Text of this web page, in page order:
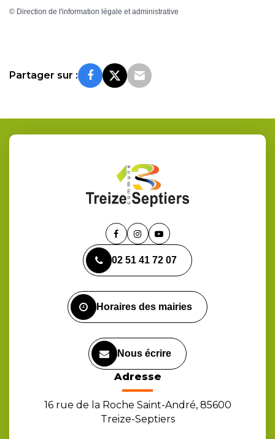
© Direction de l'information légale et administrative
Partager sur :
Lien
le
compte
Lien
le
compte
Lien
la
chaîne
02 51 41 72 07
Horaires des mairies
Nous écrire
Adresse
16 rue de la Roche Saint-André, 85600
Treize-Septiers